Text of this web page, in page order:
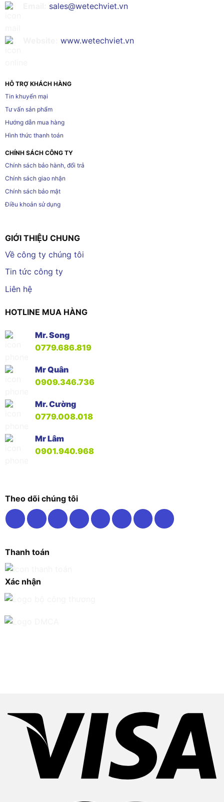
sales@wetechviet.vn
www.wetechviet.vn
HỖ TRỢ KHÁCH HÀNG
Tin khuyến mại
Tư vấn sản phẩm
Hướng dẫn mua hàng
Hình thức thanh toán
CHÍNH SÁCH CÔNG TY
Chính sách bảo hành, đổi trả
Chính sách giao nhận
Chính sách bảo mật
Điều khoản sử dụng
GIỚI THIỆU CHUNG
Về công ty chúng tôi
Tin tức công ty
Liên hệ
HOTLINE MUA HÀNG
Mr. Song
0779.686.819
Mr Quân
0909.346.736
Mr. Cường
0779.008.018
Mr Lâm
0901.940.968
Theo dõi chúng tôi
Thanh toán
Xác nhận